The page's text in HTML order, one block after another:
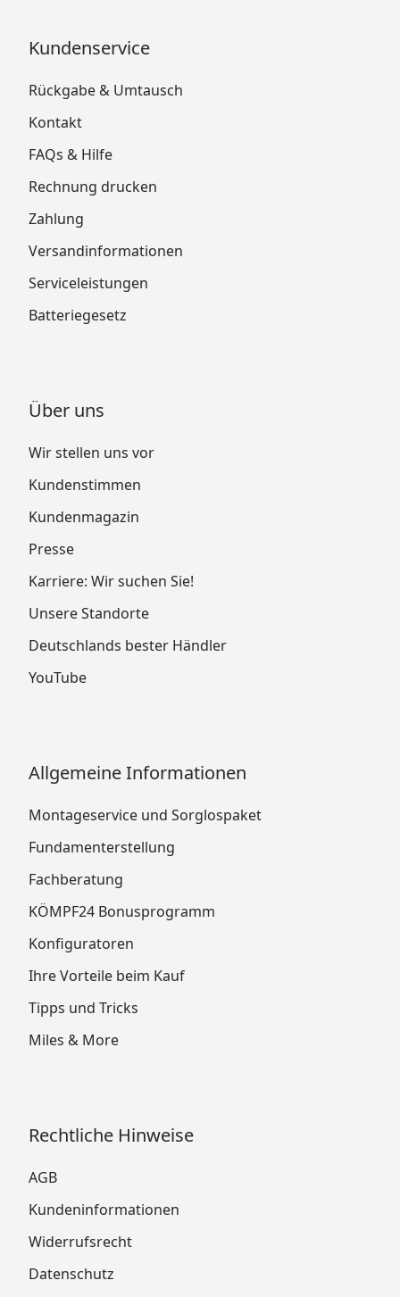
Kundenservice
Rückgabe & Umtausch
Kontakt
FAQs & Hilfe
Rechnung drucken
Zahlung
Versandinformationen
Serviceleistungen
Batteriegesetz
Über uns
Wir stellen uns vor
Kundenstimmen
Kundenmagazin
Presse
Karriere: Wir suchen Sie!
Unsere Standorte
Deutschlands bester Händler
YouTube
Allgemeine Informationen
Montageservice und Sorglospaket
Fundamenterstellung
Fachberatung
KÖMPF24 Bonusprogramm
Konfiguratoren
Ihre Vorteile beim Kauf
Tipps und Tricks
Miles & More
Rechtliche Hinweise
AGB
Kundeninformationen
Widerrufsrecht
Datenschutz